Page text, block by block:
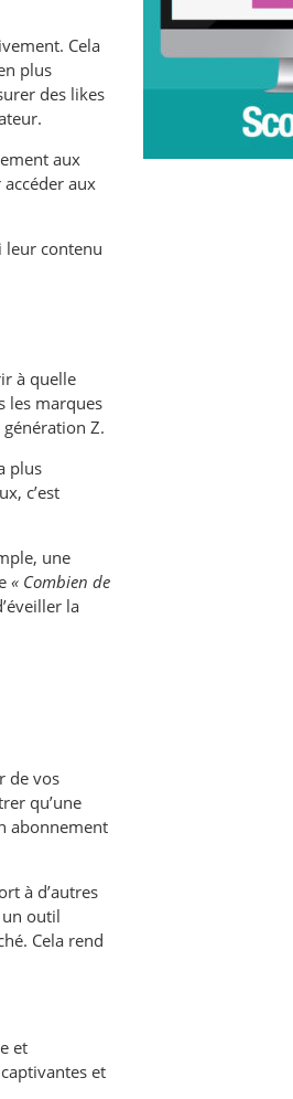
Cela
plus
des likes
aux
aux
leur contenu
à quelle
les marques
Z.
plus
c’est
une
« Combien de
la
de vos
qu’une
abonnement
à d’autres
outil
Cela rend
et
et